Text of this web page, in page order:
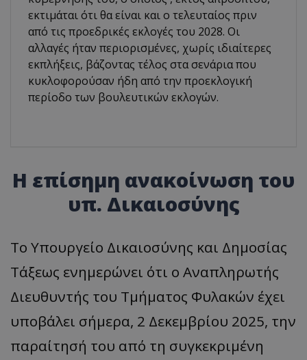
εκτιμάται ότι θα είναι και ο τελευταίος πριν
από τις προεδρικές εκλογές του 2028. Οι
αλλαγές ήταν περιορισμένες, χωρίς ιδιαίτερες
εκπλήξεις, βάζοντας τέλος στα σενάρια που
κυκλοφορούσαν ήδη από την προεκλογική
περίοδο των βουλευτικών εκλογών.
Η επίσημη ανακοίνωση του
υπ. Δικαιοσύνης
Το Υπουργείο Δικαιοσύνης και Δημοσίας
Τάξεως ενημερώνει ότι ο Αναπληρωτής
Διευθυντής του Τμήματος Φυλακών έχει
υποβάλει σήμερα, 2 Δεκεμβρίου 2025, την
παραίτησή του από τη συγκεκριμένη